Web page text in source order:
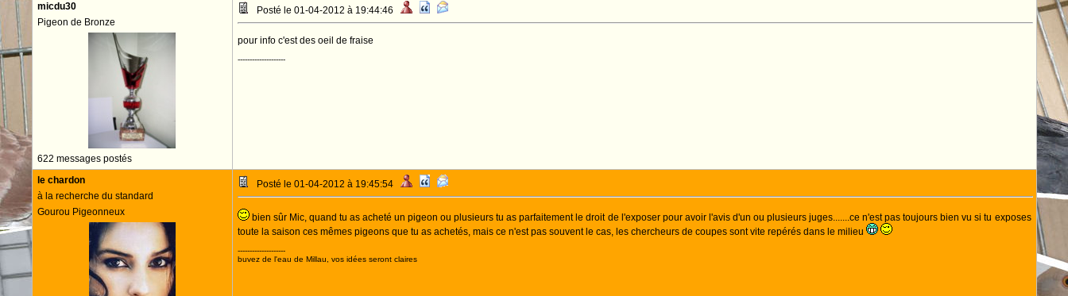
micdu30
Pigeon de Bronze
622 messages postés
Posté le 01-04-2012 à 19:44:46
pour info c'est des oeil de fraise
--------------------
le chardon
à la recherche du standard
Gourou Pigeonneux
Posté le 01-04-2012 à 19:45:54
bien sûr Mic, quand tu as acheté un pigeon ou plusieurs tu as parfaitement le droit de l'exposer pour avoir l'avis d'un ou plusieurs juges.......ce n'est pas toujours bien vu si tu exposes
toute la saison ces mêmes pigeons que tu as achetés, mais ce n'est pas souvent le cas, les chercheurs de coupes sont vite repérés dans le milieu
--------------------
buvez de l'eau de Millau, vos idées seront claires